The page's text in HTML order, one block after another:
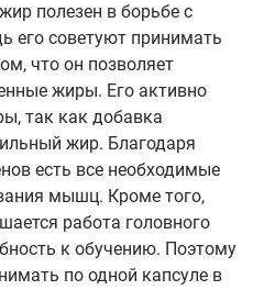
полезен в борьбе с
его советуют принимать
что он позволяет
жиры. Его активно
так как добавка
жир. Благодаря
есть все необходимые
мышц. Кроме того,
работа головного
к обучению. Поэтому
по одной капсуле в